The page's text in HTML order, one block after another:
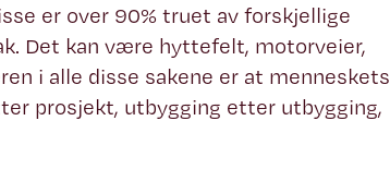
er over 90% truet av forskjellige
Det kan være hyttefelt, motorveier,
i alle disse sakene er at menneskets
prosjekt, utbygging etter utbygging,